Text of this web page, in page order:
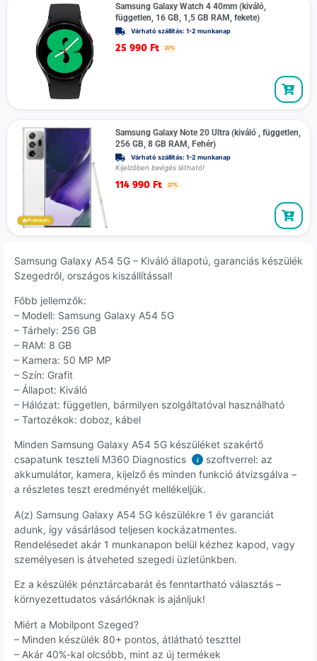
Samsung Galaxy Watch 4 40mm (kiváló,
független, 16 GB, 1,5 GB RAM, fekete)
Várható szállítás: 1-2 munkanap
25 990 Ft 27%
Prémium
Samsung Galaxy Note 20 Ultra (kiváló , független,
256 GB, 8 GB RAM, Fehér)
Várható szállítás: 1-2 munkanap
Kijelzőben beégés látható!
114 990 Ft 27%
Samsung Galaxy A54 5G – Kiváló állapotú, garanciás készülék
Szegedről, országos kiszállítással!
Főbb jellemzők:
– Modell: Samsung Galaxy A54 5G
– Tárhely: 256 GB
– RAM: 8 GB
– Kamera: 50 MP MP
– Szín: Grafit
– Állapot: Kiváló
– Hálózat: független, bármilyen szolgáltatóval használható
– Tartozékok: doboz, kábel
Minden Samsung Galaxy A54 5G készüléket szakértő
csapatunk teszteli M360 Diagnostics
i
szoftverrel: az
akkumulátor, kamera, kijelző és minden funkció átvizsgálva –
a részletes teszt eredményét mellékeljük.
A(z) Samsung Galaxy A54 5G készülékre 1 év garanciát
adunk, így vásárlásod teljesen kockázatmentes.
Rendelésedet akár 1 munkanapon belül kézhez kapod, vagy
személyesen is átveheted szegedi üzletünkben.
Ez a készülék pénztárcabarát és fenntartható választás –
környezettudatos vásárlóknak is ajánljuk!
Miért a Mobilpont Szeged?
– Minden készülék 80+ pontos, átlátható teszttel
– Akár 40%-kal olcsóbb, mint az új termékek